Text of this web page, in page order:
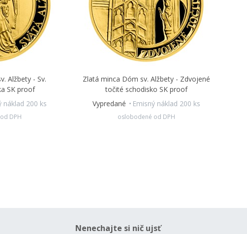
Alžbety - Sv.
SK proof
náklad 200 ks
DPH
Zlatá minca Dóm sv. Alžbety - Zdvojené
točité schodisko SK proof
Vypredané
Emisný náklad 200 ks
oslobodené od DPH
Nenechajte si nič ujsť